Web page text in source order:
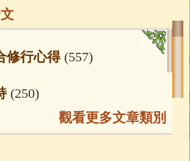
修行心得 (557)
(250)
薩(165)
觀看更多文章類別